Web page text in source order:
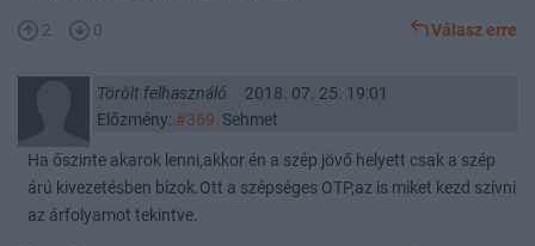
2 0 Válasz erre
Törölt felhasználó
2018. 07. 25. 19:01
Előzmény: #369 Sehmet
Ha őszinte akarok lenni,akkor én a szép jövő helyett csak a szép
árú kivezetésben bízok.Ott a szépséges OTP,az is miket kezd szívni
az árfolyamot tekintve.